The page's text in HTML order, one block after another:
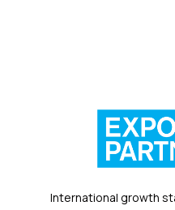
International growth